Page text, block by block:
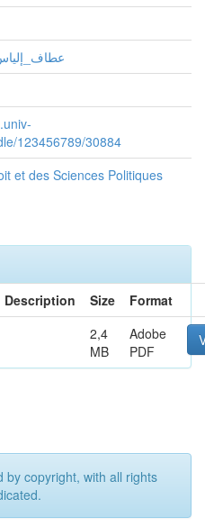
123456789/30884
et des Sciences Politiques
Description Size
Format
2,4
MB
Adobe
PDF
by copyright, with all rights